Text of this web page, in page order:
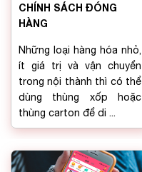
CHÍNH SÁCH ĐÓNG
HÀNG
Những loại hàng hóa nhỏ,
ít giá trị và vận chuyển
trong nội thành thì có thể
dùng thùng xốp hoặc
thùng carton để di ...